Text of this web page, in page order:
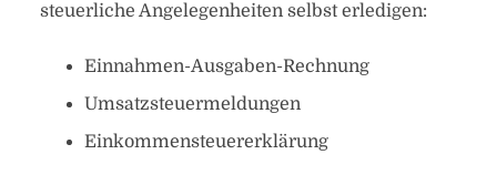
steuerliche Angelegenheiten selbst erledigen:
Einnahmen-Ausgaben-Rechnung
Umsatzsteuermeldungen
Einkommensteuererklärung